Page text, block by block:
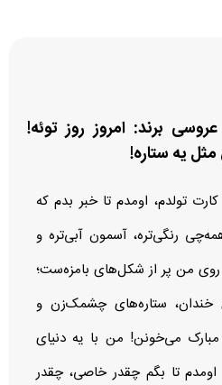
برند: امروز روز توئه!
یه ستاره!
تولدم، اومدم تا خبر بدم که
رنگی‌تره، آسمون آبی‌تره و
من پر از شکل‌های بامزه‌ست؛
خندان، ستاره‌های چشمک‌زن و
می‌خونن! من با یه دنیای
تا بگم چقدر خاصی، چقدر